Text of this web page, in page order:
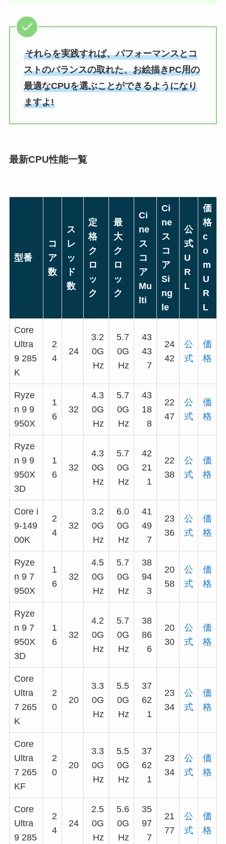
それらを実践すれば、パフォーマンスとコ
ストのバランスの取れた、お絵描きPC用の
最適なCPUを選ぶことができるようになり
ますよ!
最新CPU性能一覧
型番
コ
ア
数
ス
レ
ッ
ド
数
定
格
ク
ロ
ッ
ク
最
大
ク
ロ
ッ
ク
Ci
ne
ス
コ
ア
Mu
lti
Ci
ne
ス
コ
ア
Si
ng
le
公
式
U
R
L
価
格
c
o
m
U
R
L
Core
Ultra
9 285
K
2
4
24
3.2
0G
Hz
5.7
0G
Hz
43
43
7
24
42
公
式
価
格
Ryze
n 9 9
950X
1
6
32
4.3
0G
Hz
5.7
0G
Hz
43
18
8
22
47
公
式
価
格
Ryze
n 9 9
950X
3D
1
6
32
4.3
0G
Hz
5.7
0G
Hz
42
21
1
22
38
公
式
価
格
Core i
9-149
00K
2
4
32
3.2
0G
Hz
6.0
0G
Hz
41
49
7
23
36
公
式
価
格
Ryze
n 9 7
950X
1
6
32
4.5
0G
Hz
5.7
0G
Hz
38
94
3
20
58
公
式
価
格
Ryze
n 9 7
950X
3D
1
6
32
4.2
0G
Hz
5.7
0G
Hz
38
86
6
20
30
公
式
価
格
Core
Ultra
7 265
K
2
0
20
3.3
0G
Hz
5.5
0G
Hz
37
62
1
23
34
公
式
価
格
Core
Ultra
7 265
KF
2
0
20
3.3
0G
Hz
5.5
0G
Hz
37
62
1
23
34
公
式
価
格
Core
Ultra
9 285
2
4
24
2.5
0G
Hz
5.6
0G
Hz
35
97
7
21
77
公
式
価
格